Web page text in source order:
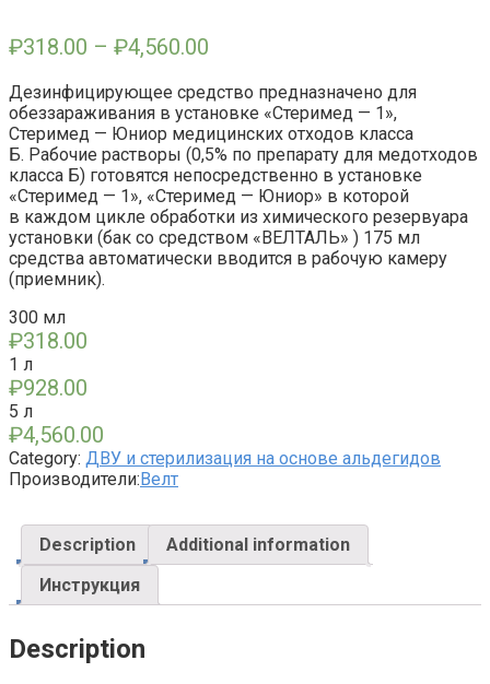
₽318.00 – ₽4,560.00
Дезинфицирующее средство предназначено для
обеззараживания в установке «Стеримед — 1»,
Стеримед — Юниор медицинских отходов класса
Б. Рабочие растворы (0,5% по препарату для медотходов
класса Б) готовятся непосредственно в установке
«Стеримед — 1», «Стеримед — Юниор» в которой
в каждом цикле обработки из химического резервуара
установки (бак со средством «ВЕЛТАЛЬ» ) 175 мл
средства автоматически вводится в рабочую камеру
(приемник).
300 мл
₽318.00
1 л
₽928.00
5 л
₽4,560.00
Category: ДВУ и стерилизация на основе альдегидов
Производители:Велт
Description
Additional information
Инструкция
Description